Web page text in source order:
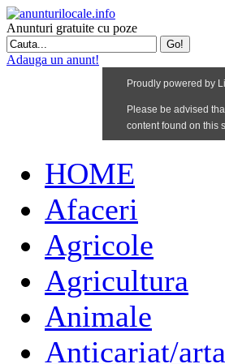
Anunturi gratuite cu poze
Adauga un anunt!
HOME
Afaceri
Agricole
Agricultura
Animale
Anticariat/arta